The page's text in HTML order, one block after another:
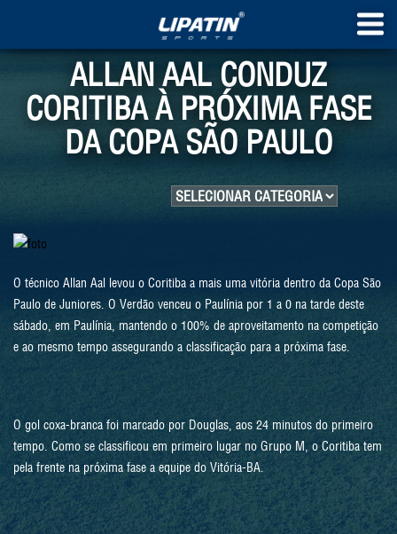
ALLAN AAL CONDUZ
CORITIBA À PRÓXIMA FASE
DA COPA SÃO PAULO
O técnico Allan Aal levou o Coritiba a mais uma vitória dentro da Copa São
Paulo de Juniores. O Verdão venceu o Paulínia por 1 a 0 na tarde deste
sábado, em Paulínia, mantendo o 100% de aproveitamento na competição
e ao mesmo tempo assegurando a classificação para a próxima fase.
O gol coxa-branca foi marcado por Douglas, aos 24 minutos do primeiro
tempo. Como se classificou em primeiro lugar no Grupo M, o Coritiba tem
pela frente na próxima fase a equipe do Vitória-BA.